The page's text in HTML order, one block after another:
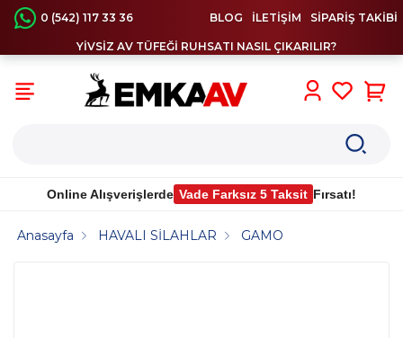
0 (542) 117 33 36 BLOG İLETİŞİM SİPARİŞ TAKİBİ
YİVSİZ AV TÜFEĞİ RUHSATI NASIL ÇIKARILIR?
Online Alışverişlerde Vade Farksız 5 Taksit Fırsatı!
Anasayfa HAVALI SİLAHLAR GAMO